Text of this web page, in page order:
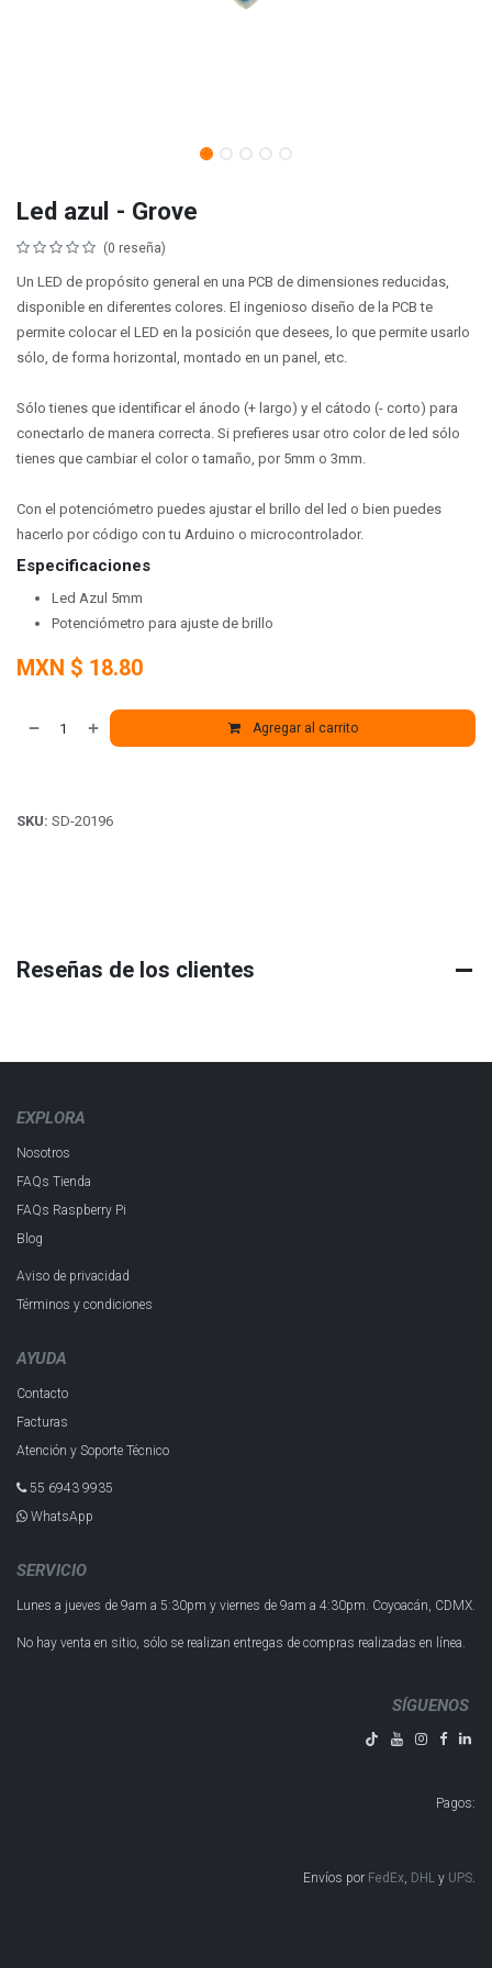
Led azul - Grove
(0 reseña)
Un LED de propósito general en una PCB de dimensiones reducidas,
disponible en diferentes colores. El ingenioso diseño de la PCB te
permite colocar el LED en la posición que desees, lo que permite usarlo
sólo, de forma horizontal, montado en un panel, etc.
Sólo tienes que identificar el ánodo (+ largo) y el cátodo (- corto) para
conectarlo de manera correcta. Si prefieres usar otro color de led sólo
tienes que cambiar el color o tamaño, por 5mm o 3mm.
Con el potenciómetro puedes ajustar el brillo del led o bien puedes
hacerlo por código con tu Arduino o microcontrolador.
Especificaciones
Led Azul 5mm
Potenciómetro para ajuste de brillo
MXN $ 18.80
Agregar al carrito
SKU: SD-20196
Reseñas de los clientes
EXPLORA
Nosotros
FAQs Tienda
FAQs Raspberry Pi
Blog
Aviso de privacidad
Términos y condiciones
AYUDA
Contacto
Facturas
Atención y Soporte Técnico
55 6943 993​5
WhatsApp
SERVICIO
Lunes a jueves de 9am a 5:30pm y viernes de 9am a 4:30pm. Coyoacán, CDMX.
No hay venta en sitio, sólo se realizan entregas de compras realizadas en línea.
SÍGUENOS
Pagos:
Envíos por FedEx, DHL y UPS​​​​​​.